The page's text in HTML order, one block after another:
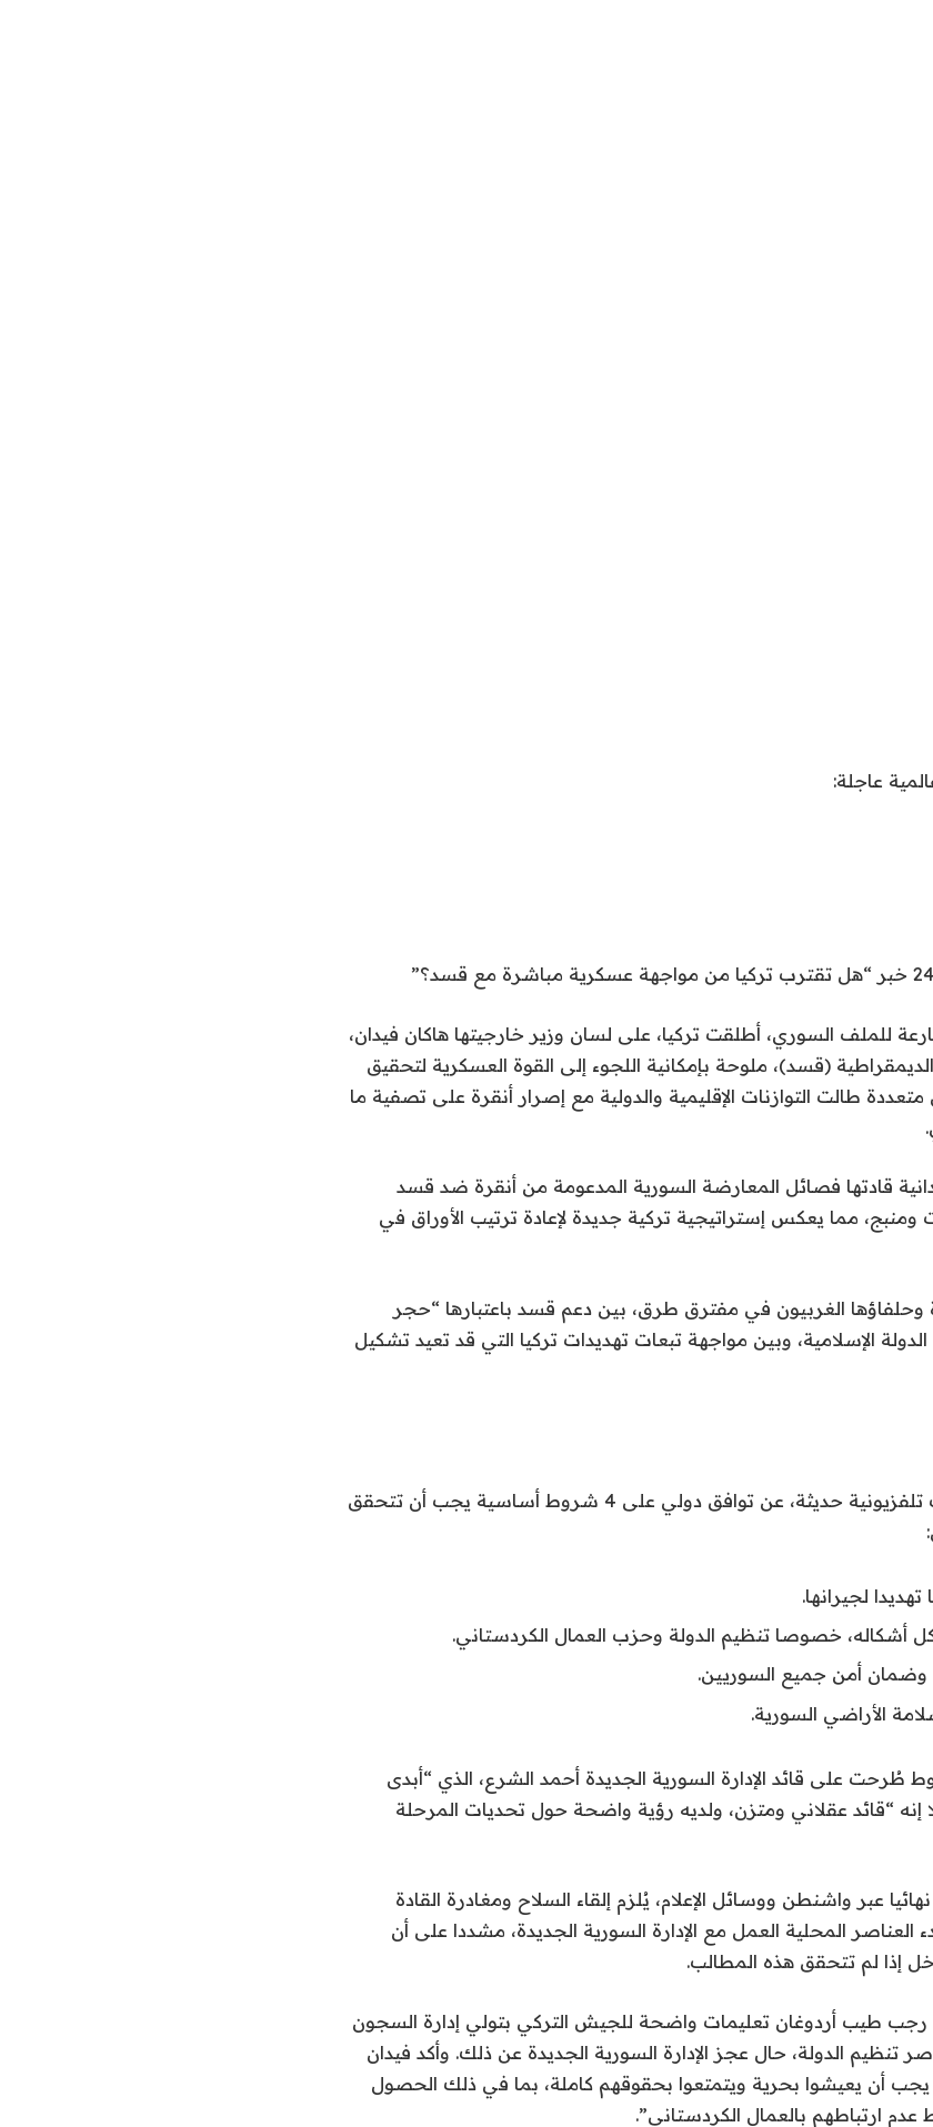
للملف السوري، أطلقت تركيا، على لسان وزير خارجيتها هاكان فيدان،
(قسد)، ملوحة بإمكانية اللجوء إلى القوة العسكرية لتحقيق
طالت التوازنات الإقليمية والدولية مع إصرار أنقرة على تصفية ما
قادتها فصائل المعارضة السورية المدعومة من أنقرة ضد قسد
مما يعكس إستراتيجية تركية جديدة لإعادة ترتيب الأوراق في
وحلفاؤها الغربيون في مفترق طرق، بين دعم قسد باعتبارها “حجر
الإسلامية، وبين مواجهة تبعات تهديدات تركيا التي قد تعيد تشكيل
وأعلن فيدان، في تصريحات تلفزيونية حديثة، عن توافق دولي على 4 شروط أساسية يجب أن تتحقق
لجيرانها.
أشكاله، خصوصا تنظيم الدولة وحزب العمال الكردستاني.
وضمان أمن جميع السوريين.
الأراضي السورية.
طُرحت على قائد الإدارة السورية الجديدة أحمد الشرع، الذي “أبدى
إنه “قائد عقلاني ومتزن، ولديه رؤية واضحة حول تحديات المرحلة
عبر واشنطن ووسائل الإعلام، يُلزم إلقاء السلاح ومغادرة القادة
العناصر المحلية العمل مع الإدارة السورية الجديدة، مشددا على أن
إذا لم تتحقق هذه المطالب.
رجب طيب أردوغان تعليمات واضحة للجيش التركي بتولي إدارة السجون
تنظيم الدولة، حال عجز الإدارة السورية الجديدة عن ذلك. وأكد فيدان
يجب أن يعيشوا بحرية ويتمتعوا بحقوقهم كاملة، بما في ذلك الحصول
ارتباطهم بالعمال الكردستاني”.